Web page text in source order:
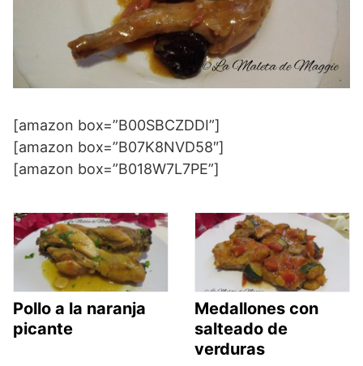
[amazon box=”B00SBCZDDI”]
[amazon box=”B07K8NVD58″]
[amazon box=”B018W7L7PE”]
Pollo a la naranja
picante
Medallones con
salteado de
verduras